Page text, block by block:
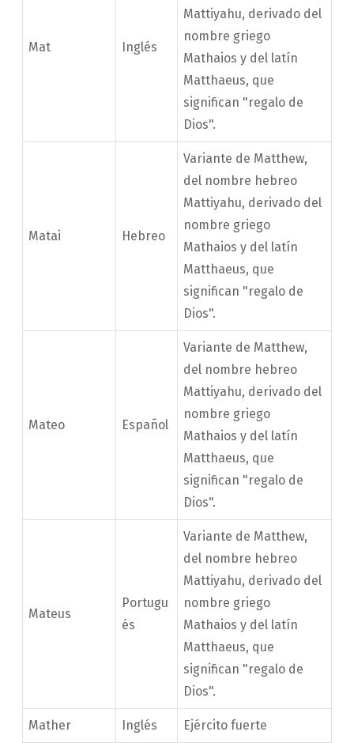
Mat Inglés
Mattiyahu, derivado del
nombre griego
Mathaios y del latín
Matthaeus, que
significan "regalo de
Dios".
Matai Hebreo
Variante de Matthew,
del nombre hebreo
Mattiyahu, derivado del
nombre griego
Mathaios y del latín
Matthaeus, que
significan "regalo de
Dios".
Mateo Español
Variante de Matthew,
del nombre hebreo
Mattiyahu, derivado del
nombre griego
Mathaios y del latín
Matthaeus, que
significan "regalo de
Dios".
Mateus
Portugu
és
Variante de Matthew,
del nombre hebreo
Mattiyahu, derivado del
nombre griego
Mathaios y del latín
Matthaeus, que
significan "regalo de
Dios".
Mather Inglés Ejército fuerte